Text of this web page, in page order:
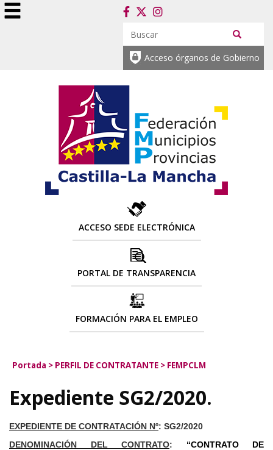
Acceso órganos de Gobierno
ACCESO SEDE ELECTRÓNICA
PORTAL DE TRANSPARENCIA
FORMACIÓN PARA EL EMPLEO
Portada > PERFIL DE CONTRATANTE > FEMPCLM
Expediente SG2/2020.
EXPEDIENTE DE CONTRATACIÓN Nº: SG2/2020
DENOMINACIÓN DEL CONTRATO:
“CONTRATO DE